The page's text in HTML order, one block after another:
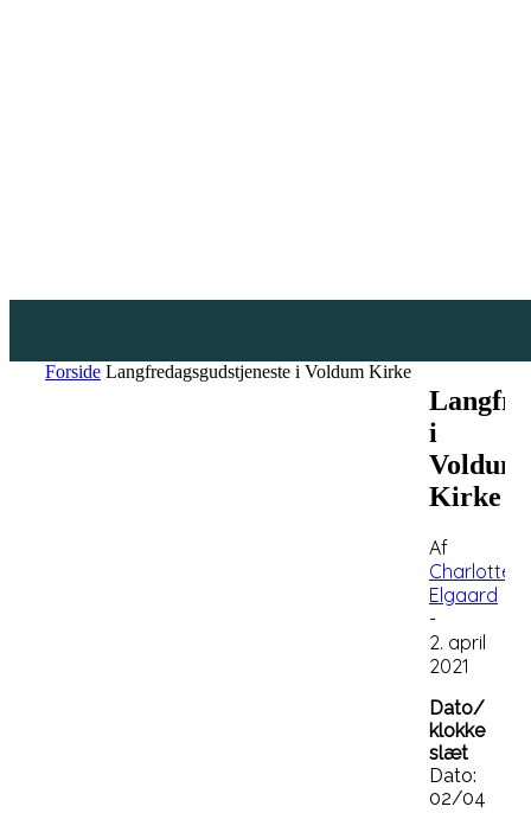
Forside Langfredagsgudstjeneste i Voldum Kirke
i
Voldum
Kirke
Af
Charlotte
Elgaard
-
2. april
2021
Dato/
klokke
slæt
Dato:
02/04